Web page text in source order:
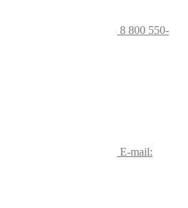
8 800 550-
E-mail: